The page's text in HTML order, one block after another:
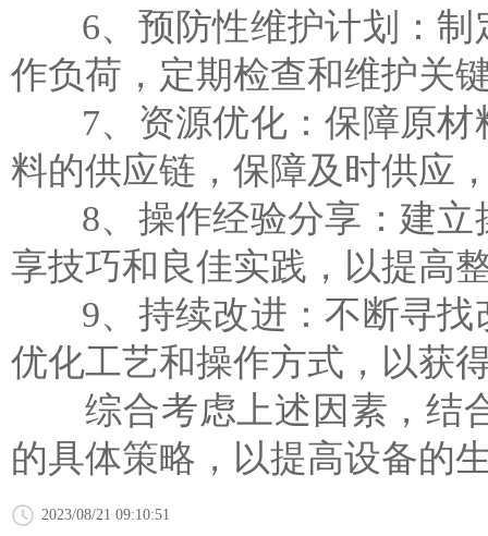
6、预防性维护计划：制
作负荷，定期检查和维护关
7、资源优化：保障原材
料的供应链，保障及时供应
8、操作经验分享：建立
享技巧和良佳实践，以提高
9、持续改进：不断寻找
优化工艺和操作方式，以获
综合考虑上述因素，结合
的具体策略，以提高设备的
2023/08/21 09:10:51